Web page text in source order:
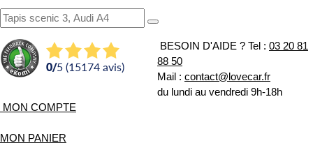
0/5 (15174 avis)
BESOIN D'AIDE ? Tel : 03 20 81
88 50
Mail : contact@lovecar.fr
du lundi au vendredi 9h-18h
MON COMPTE
MON PANIER